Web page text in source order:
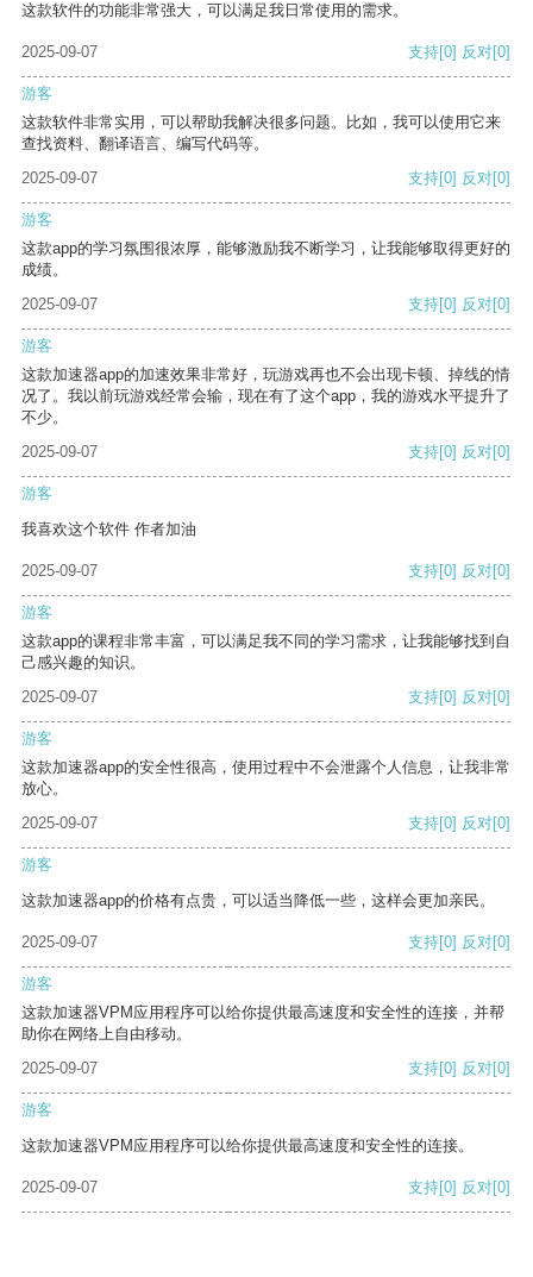
这款软件的功能非常强大，可以满足我日常使用的需求。
2025-09-07 支持[0] 反对[0]
游客
这款软件非常实用，可以帮助我解决很多问题。比如，我可以使用它来
查找资料、翻译语言、编写代码等。
2025-09-07
支持[0] 反对[0]
游客
这款app的学习氛围很浓厚，能够激励我不断学习，让我能够取得更好的
成绩。
2025-09-07
支持[0] 反对[0]
游客
这款加速器app的加速效果非常好，玩游戏再也不会出现卡顿、掉线的情
况了。我以前玩游戏经常会输，现在有了这个app，我的游戏水平提升了
不少。
2025-09-07
支持[0] 反对[0]
游客
我喜欢这个软件 作者加油
2025-09-07 支持[0] 反对[0]
游客
这款app的课程非常丰富，可以满足我不同的学习需求，让我能够找到自
己感兴趣的知识。
2025-09-07
支持[0] 反对[0]
游客
这款加速器app的安全性很高，使用过程中不会泄露个人信息，让我非常
放心。
2025-09-07
支持[0] 反对[0]
游客
这款加速器app的价格有点贵，可以适当降低一些，这样会更加亲民。
2025-09-07 支持[0] 反对[0]
游客
这款加速器VPM应用程序可以给你提供最高速度和安全性的连接，并帮
助你在网络上自由移动。
2025-09-07
支持[0] 反对[0]
游客
这款加速器VPM应用程序可以给你提供最高速度和安全性的连接。
2025-09-07 支持[0] 反对[0]